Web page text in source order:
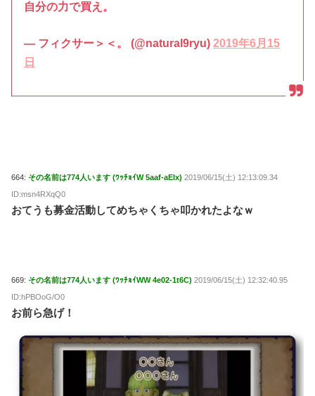
自分の力で買え。
— フィクサー＞＜。 (@natural9ryu)2019年6月15
日
664: その名前は774人います (ﾜｯﾁｮｲW 5aaf-aEIx) 2019/06/15(土) 12:13:09.34
ID:msn4RXqQ0
おてうも募金活動してめちゃくちゃ叩かれたよなｗ
669: その名前は774人います (ﾜｯﾁｮｲWW 4e02-1t6C) 2019/06/15(土) 12:32:40.95
ID:hPBOoG/O0
お前ら急げ！